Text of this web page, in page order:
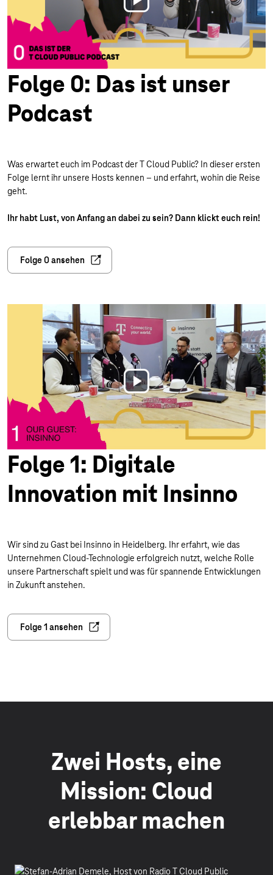
Play
Video
Folge 0: Das ist unser
Podcast
Was erwartet euch im Podcast der T Cloud Public? In dieser ersten
Folge lernt ihr unsere Hosts kennen – und erfahrt, wohin die Reise
geht.
Ihr habt Lust, von Anfang an dabei zu sein? Dann klickt euch rein!
Folge 0 ansehen
Play
Video
Folge 1: Digitale
Innovation mit Insinno
Wir sind zu Gast bei Insinno in Heidelberg. Ihr erfahrt, wie das
Unternehmen Cloud-Technologie erfolgreich nutzt, welche Rolle
unsere Partnerschaft spielt und was für spannende Entwicklungen
in Zukunft anstehen.
Folge 1 ansehen
Zwei Hosts, eine
Mission: Cloud
erlebbar machen